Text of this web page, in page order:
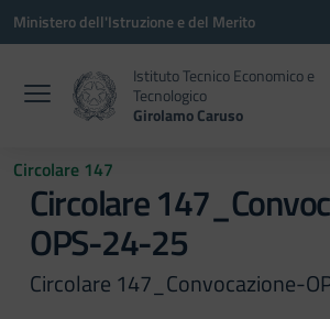
Vai ai contenuti
Vai al menu di navigazione
Vai al footer
Ministero dell'Istruzione e del Merito
Istituto Tecnico Economico e
Tecnologico
Girolamo Caruso
Circolare 147
Circolare
OPS-24-25
Circolare 147_Convocazione-